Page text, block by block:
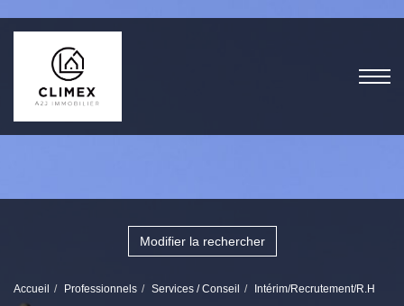
Modifier la rechercher
Accueil Professionnels Services / Conseil Intérim/Recrutement/R.H